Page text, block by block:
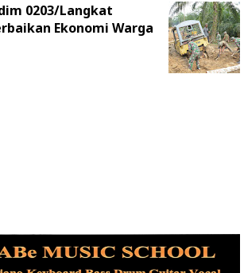
0203/Langkat
Ekonomi Warga